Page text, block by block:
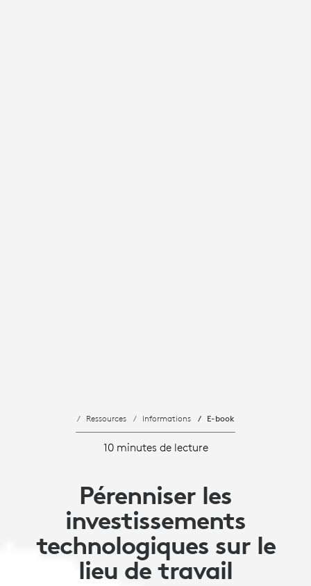
Ressources Informations E-book
10 minutes de lecture
Pérenniser les
investissements
technologiques sur le
lieu de travail